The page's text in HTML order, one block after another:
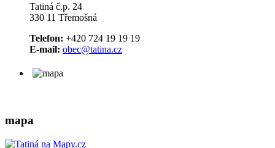
Tatiná č.p. 24
330 11 Třemošná
Telefon: +420 724 19 19 19
E-mail: obec@tatina.cz
mapa